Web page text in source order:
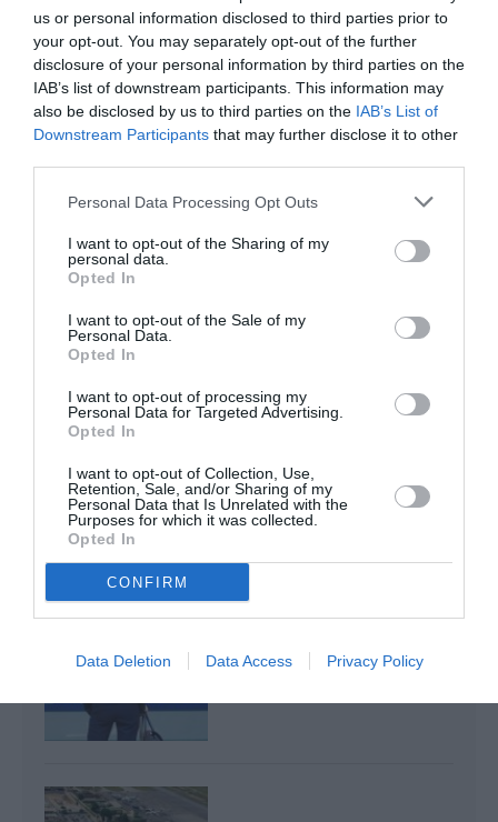
us or personal information disclosed to third parties prior to
your opt-out. You may separately opt-out of the further
disclosure of your personal information by third parties on the
IAB’s list of downstream participants. This information may
also be disclosed by us to third parties on the IAB’s List of
Downstream Participants that may further disclose it to other
Personal Data Processing Opt Outs
I want to opt-out of the Sharing of my
personal data.
Opted In
I want to opt-out of the Sale of my
Personal Data.
Opted In
I want to opt-out of processing my
Personal Data for Targeted Advertising.
Opted In
I want to opt-out of Collection, Use,
Retention, Sale, and/or Sharing of my
Personal Data that Is Unrelated with the
Purposes for which it was collected.
Opted In
CONFIRM
Data Deletion Data Access Privacy Policy
Le Monégasque du sud de la Francea commenté l'article
Aéroports du Maroc : la carte d’embarquement passe
aer lingus aeroport avion Belfast
LIRE AUSSI
REDEVANCES
HAUSSES...
VOLS SUR 10 RETARDÉS